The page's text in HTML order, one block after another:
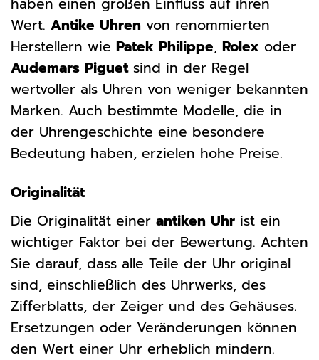
Wert. Antike Uhren von renommierten
Herstellern wie Patek Philippe, Rolex oder
Audemars Piguetsind in der Regel
wertvoller als Uhren von weniger bekannten
Marken. Auch bestimmte Modelle, die in
der Uhrengeschichte eine besondere
Bedeutung haben, erzielen hohe Preise.
Originalität
Die Originalität einer antiken Uhr ist ein
wichtiger Faktor bei der Bewertung. Achten
Sie darauf, dass alle Teile der Uhr original
sind, einschließlich des Uhrwerks, des
Zifferblatts, der Zeiger und des Gehäuses.
Ersetzungen oder Veränderungen können
den Wert einer Uhr erheblich mindern.